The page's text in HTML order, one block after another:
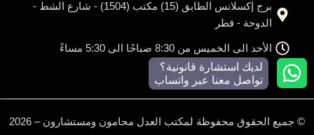
برج إكسلانس الطابق (15) مكتب (1504) - شارع الشط -
الدوحة - قطر
الأحد الى الخميس من 8:30 صباحًا الى 5:30 مساءً
© جميع الحقوق محفوظة لمكتب العدل محامون ومستشارون – 2026
لديك استشارة قانونية؟
تواصل معنا عبر واتساب